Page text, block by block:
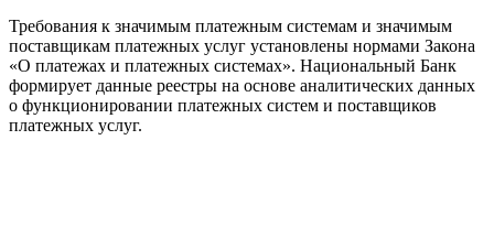
Требования к значимым платежным системам и значимым
поставщикам платежных услуг установлены нормами Закона
«О платежах и платежных системах». Национальный Банк
формирует данные реестры на основе аналитических данных
о функционировании платежных систем и поставщиков
платежных услуг.